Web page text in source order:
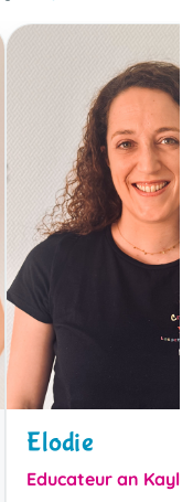
Elodie
Educateur an Kayl